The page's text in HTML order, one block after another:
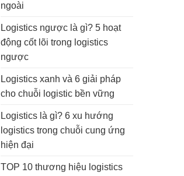
ngoài
Logistics ngược là gì? 5 hoạt
động cốt lõi trong logistics
ngược
Logistics xanh và 6 giải pháp
cho chuỗi logistic bền vững
Logistics là gì? 6 xu hướng
logistics trong chuỗi cung ứng
hiện đại
TOP 10 thương hiệu logistics